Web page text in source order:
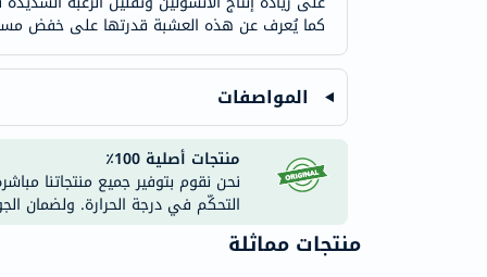
كما يُعرف عن هذه العشبة قدرتها على خفض
المواصفات
منتجات أصلية 100٪
نحن نقوم بتوفير جميع منتجاتنا
التحكّم في درجة الحرارة. ولضمان
منتجات مماثلة